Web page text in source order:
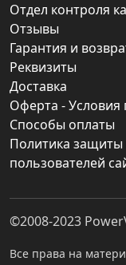
Отдел контроля
Отзывы
Гарантия и
Реквизиты
Доставка
Оферта - Условия
Способы оплаты
Политика
пользователей
©2008-2023
Все права на